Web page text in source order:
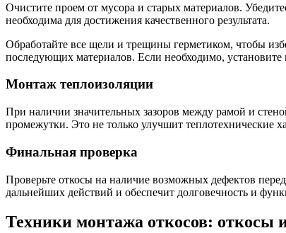
Очистите проем от мусора и старых материалов.
необходима для достижения качественного результата.
Обработайте все щели и трещины герметиком, чтобы
последующих материалов. Если необходимо,
Монтаж теплоизоляции
При наличии значительных зазоров между рамой и
промежутки. Это не только улучшит теплотехнические
Финальная проверка
Проверьте откосы на наличие возможных дефектов
дальнейших действий и обеспечит долговечность и
Техники монтажа откосов: откосы